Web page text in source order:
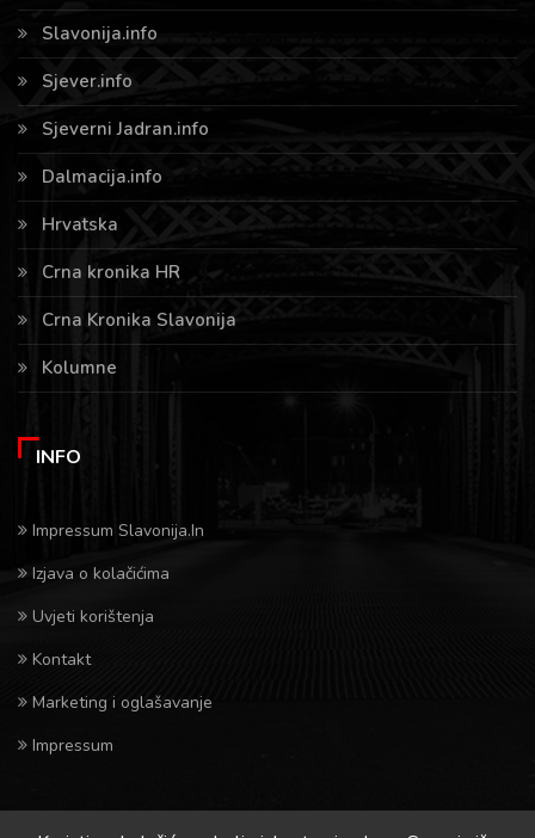
Slavonija.info
Sjever.info
Sjeverni Jadran.info
Dalmacija.info
Hrvatska
Crna kronika HR
Crna Kronika Slavonija
Kolumne
INFO
Impressum Slavonija.In
Izjava o kolačićima
Uvjeti korištenja
Kontakt
Marketing i oglašavanje
Impressum